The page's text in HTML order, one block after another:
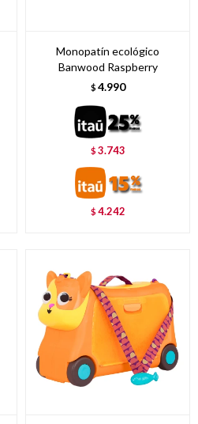
Monopatín ecológico
Banwood Raspberry
$ 4.990
$3.743
$4.242